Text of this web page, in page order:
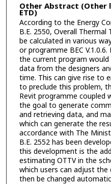
Other Abstract (Other
ETD)
According to the Energy
B.E. 2550, Overall Thermal
be calculated in various
or programme BEC
the current program
data from the designers
time. This can give rise to
to preclude this problem,
Revit programme coupled
the goal to generate
and retrieving data, and
which can generate the
accordance with The
B.E. 2552 has been
this development is the
estimating OTTV in the
which users can adjust
then be changed